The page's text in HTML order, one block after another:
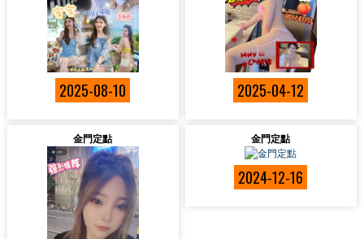
2025-08-10 2025-04-12
金門定點 金門定點
2024-12-16